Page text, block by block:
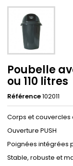
Poubelle
ou 110 litres
Référence102011
Corps et
Ouverture PUSH
Poignées intégrées
Stable, robuste et